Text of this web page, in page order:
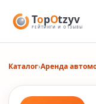
Каталог›Аренда